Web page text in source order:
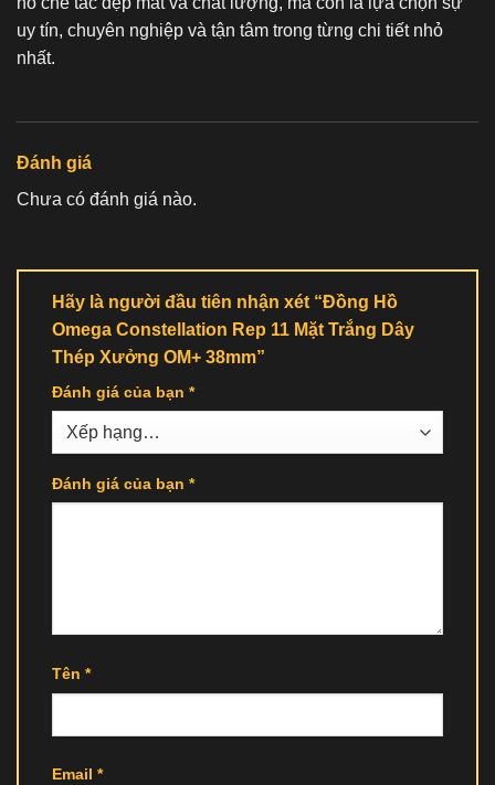
uy tín, chuyên nghiệp và tận tâm trong từng chi tiết nhỏ
nhất.
Đánh giá
Chưa có đánh giá nào.
Hãy là người đầu tiên nhận xét “Đồng Hồ
Omega Constellation Rep 11 Mặt Trắng Dây
Thép Xưởng OM+ 38mm”
Đánh giá của bạn *
Đánh giá của bạn *
Tên *
Email *